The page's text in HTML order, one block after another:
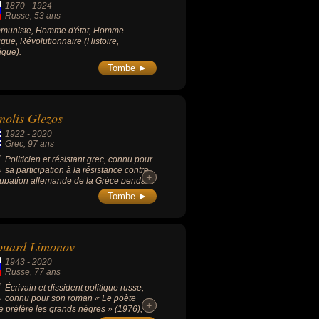
absolu ».
1870 - 1924
Russe , 53 ans
Homme d'état, Homme
Révolutionnaire (Histoire,
Tombe ►
Glezos
1922 -2020
Grec , 97 ans
Politicien et résistant grec, connu pour
sa participation à la résistance contre
allemande de la Grèce pendant
Guerre mondiale où il avait
le drapeau nazi hissé sur
puis de la SYRIZA, puis plusieurs
européen.
+
+
Tombe ►
Limonov
1943 -2020
Russe, 77 ans
Écrivain et dissident politique russe,
connu pour son roman « Le poète
préfère les grands nègres » (1976), +
+